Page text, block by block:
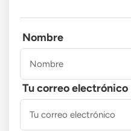
Nombre
Tu correo electrónico